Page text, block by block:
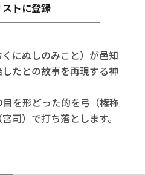
にぬしのみこと）が邑知
したとの故事を再現する神
を形どった的を弓（権称
司）で打ち落とします。
トに登録